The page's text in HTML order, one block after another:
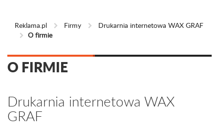
Reklama.pl Firmy
Drukarnia internetowa WAX GRAF
O firmie
O FIRMIE
Drukarnia internetowa WAX
GRAF